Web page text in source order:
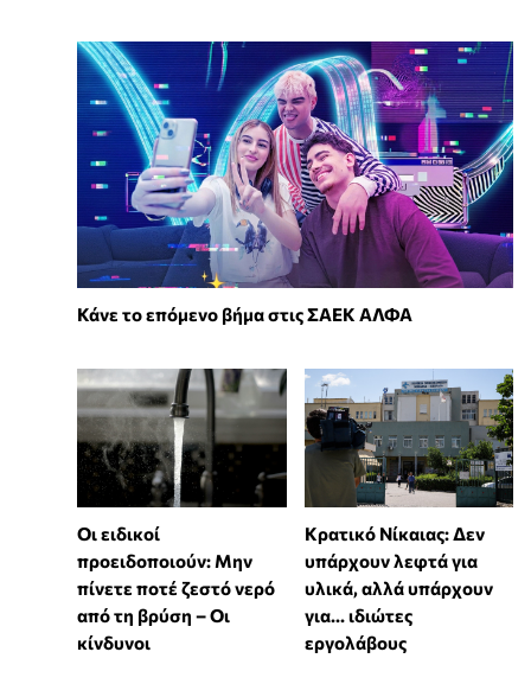
Κάνε το επόμενο βήμα στις ΣΑΕΚ ΑΛΦΑ
Οι ειδικοί
προειδοποιούν: Μην
πίνετε ποτέ ζεστό νερό
από τη βρύση – Οι
κίνδυνοι
Κρατικό Νίκαιας: Δεν
υπάρχουν λεφτά για
υλικά, αλλά υπάρχουν
για... ιδιώτες
εργολάβους